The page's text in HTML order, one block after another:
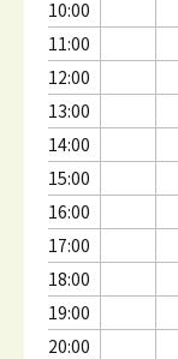
10:00
11:00
12:00
13:00
14:00
15:00
16:00
17:00
18:00
19:00
20:00